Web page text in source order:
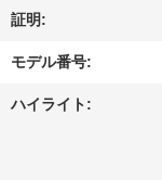
て
工
証明:
モデル番号:
ハイライト: